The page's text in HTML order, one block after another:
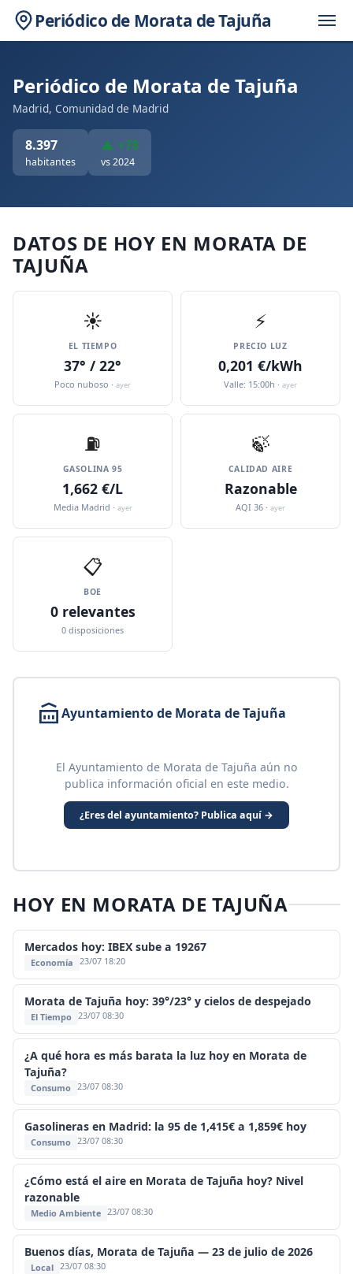
Periódico de Morata de Tajuña
Periódico de Morata de Tajuña
Madrid, Comunidad de Madrid
8.397
habitantes
▲ +78
vs 2024
DATOS DE HOY EN MORATA DE
TAJUÑA
☀️
EL TIEMPO
37° / 22°
Poco nuboso · ayer
⚡
PRECIO LUZ
0,201 €/kWh
Valle: 15:00h · ayer
⛽️
GASOLINA 95
1,662 €/L
Media Madrid · ayer
🍃
CALIDAD AIRE
Razonable
AQI 36 · ayer
📋
BOE
0 relevantes
0 disposiciones
Ayuntamiento de Morata de Tajuña
El Ayuntamiento de Morata de Tajuña aún no
publica información oficial en este medio.
¿Eres del ayuntamiento? Publica aquí →
HOY EN MORATA DE TAJUÑA
Mercados hoy: IBEX sube a 19267
Economía 23/07 18:20
Morata de Tajuña hoy: 39°/23° y cielos de despejado
El Tiempo 23/07 08:30
¿A qué hora es más barata la luz hoy en Morata de
Tajuña?
Consumo 23/07 08:30
Gasolineras en Madrid: la 95 de 1,415€ a 1,859€ hoy
Consumo 23/07 08:30
¿Cómo está el aire en Morata de Tajuña hoy? Nivel
razonable
Medio Ambiente 23/07 08:30
Buenos días, Morata de Tajuña — 23 de julio de 2026
Local 23/07 08:30